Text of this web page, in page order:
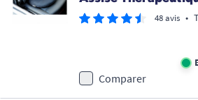
48 avis •
Comparer